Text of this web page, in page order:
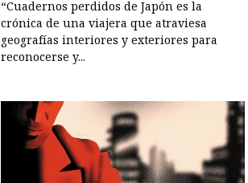
“Cuadernos perdidos de Japón es la
crónica de una viajera que atraviesa
geografías interiores y exteriores para
reconocerse y...